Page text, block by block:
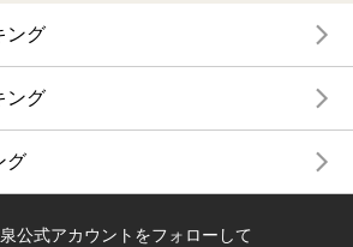
ング
ング
グ
公式アカウントをフォローして